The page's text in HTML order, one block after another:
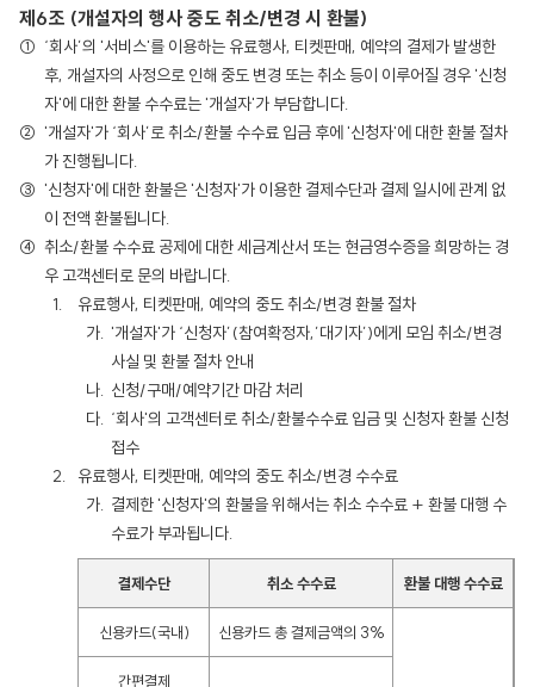
제6조 (개설자의 행사 중도 취소/변경 시 환불)
‘회사’의 '서비스'를 이용하는 유료행사, 티켓판매, 예약의 결제가 발생한
후, 개설자의 사정으로 인해 중도 변경 또는 취소 등이 이루어질 경우 '신청
자'에 대한 환불 수수료는 '개설자'가 부담합니다.
'개설자'가 ‘회사’로 취소/환불 수수료 입금 후에 '신청자'에 대한 환불 절차
가 진행됩니다.
'신청자'에 대한 환불은 '신청자'가 이용한 결제수단과 결제 일시에 관계 없
이 전액 환불됩니다.
취소/환불 수수료 공제에 대한 세금계산서 또는 현금영수증을 희망하는 경
우 고객센터로 문의 바랍니다.
유료행사, 티켓판매, 예약의 중도 취소/변경 환불 절차
'개설자'가 ‘신청자’(참여확정자,’대기자’)에게 모임 취소/변경
사실 및 환불 절차 안내
신청/구매/예약기간 마감 처리
‘회사'의 고객센터로 취소/환불수수료 입금 및 신청자 환불 신청
접수
유료행사, 티켓판매, 예약의 중도 취소/변경 수수료
결제한 '신청자'의 환불을 위해서는 취소 수수료 + 환불 대행 수
수료가 부과됩니다.
결제수단 취소 수수료 환불 대행 수수료
신용카드(국내) 신용카드 총 결제금액의 3%
간편결제